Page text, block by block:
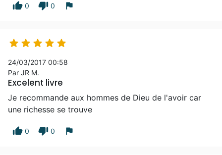
thumb_up 0 thumb_down 0 flag
    
24/03/2017 00:58
Par JR M.
Excelent livre
Je recommande aux hommes de Dieu de l'avoir car
une richesse se trouve
thumb_up 0 thumb_down 0 flag